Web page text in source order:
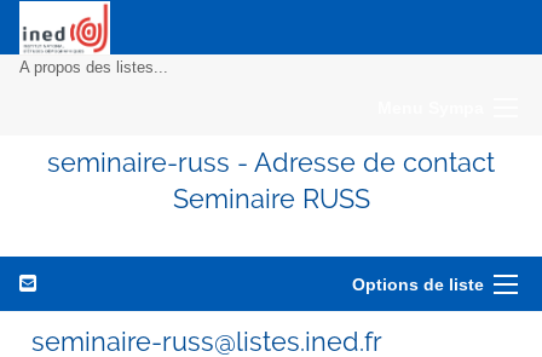
A propos des listes...
seminaire-russ - Adresse de contact
Seminaire RUSS
Options de liste
seminaire-russ@listes.ined.fr